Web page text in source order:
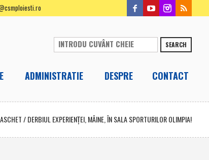
SEARCH
ADMINISTRATIE DESPRE CONTACT
/DERBIUL EXPERIENŢEI, MÂINE, ÎN SALA SPORTURILOR OLIMPIA!